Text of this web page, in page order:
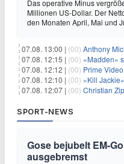
Das operative Minus
Millionen US-Dollar. Der
den Monaten April, Mai und
07.08. 13:00 | (00) Anthony Michael Hall:
07.08. 12:15 | (00) «Madden»
07.08. 12:12 | (00) Prime
07.08. 12:10 | (00) «Kill
07.08. 12:07 | (00) Christian
SPORT-NEWS
Gose bejubelt EM-
ausgebremst